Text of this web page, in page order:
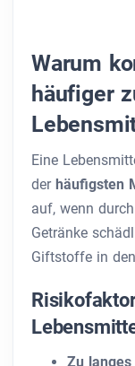
Warum
häufiger
Eine
der häufigsten
auf, wenn
Getränke
Giftstoffe in
Zu langes